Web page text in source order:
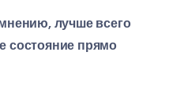
лучше всего
состояние прямо